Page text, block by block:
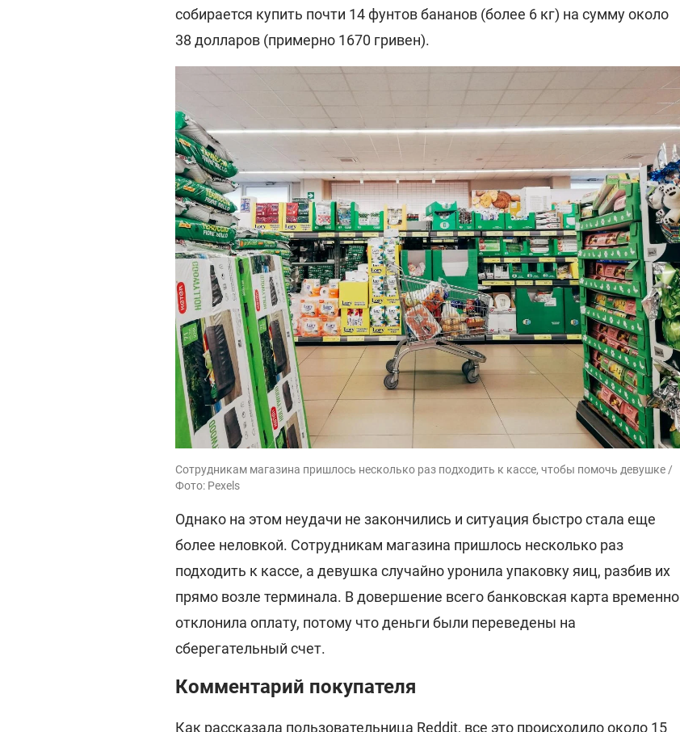
собирается купить почти 14 фунтов бананов (более 6 кг) на сумму около
38 долларов (примерно 1670 гривен).
Сотрудникам магазина пришлось несколько раз подходить к кассе, чтобы помочь девушке /
Фото: Pexels
Однако на этом неудачи не закончились и ситуация быстро стала еще
более неловкой. Сотрудникам магазина пришлось несколько раз
подходить к кассе, а девушка случайно уронила упаковку яиц, разбив их
прямо возле терминала. В довершение всего банковская карта временно
отклонила оплату, потому что деньги были переведены на
сберегательный счет.
Комментарий покупателя
Как рассказала пользовательница Reddit, все это происходило около 15